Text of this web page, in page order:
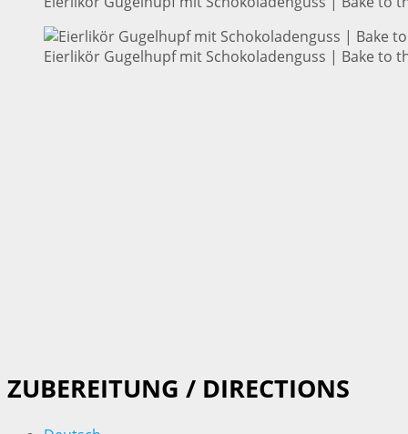
Eierlikör Gugelhupf mit Schokoladenguss | Bake to
ZUBEREITUNG / DIRECTIONS